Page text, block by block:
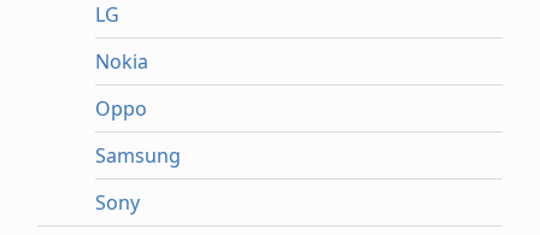
LG
Nokia
Oppo
Samsung
Sony